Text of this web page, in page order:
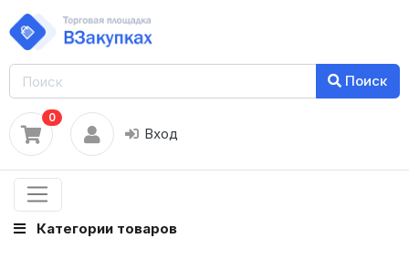
Поиск
0
Вход
Категории товаров